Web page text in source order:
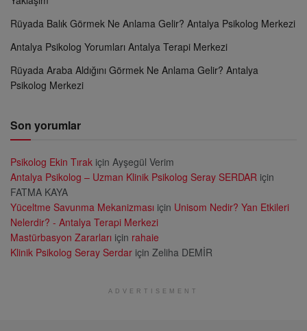
Rüyada Balık Görmek Ne Anlama Gelir? Antalya Psikolog Merkezi
Antalya Psikolog Yorumları Antalya Terapi Merkezi
Rüyada Araba Aldığını Görmek Ne Anlama Gelir? Antalya
Psikolog Merkezi
Son yorumlar
Psikolog Ekin Tırak için Ayşegül Verim
Antalya Psikolog – Uzman Klinik Psikolog Seray SERDAR için
FATMA KAYA
Yüceltme Savunma Mekanizması için Unisom Nedir? Yan Etkileri
Nelerdir? - Antalya Terapi Merkezi
Mastürbasyon Zararları için rahaie
Klinik Psikolog Seray Serdar için Zeliha DEMİR
ADVERTISEMENT